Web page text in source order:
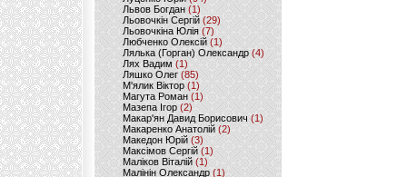
Львов Богдан (1)
Льовочкін Сергій (29)
Льовочкіна Юлія(7)
Любченко Олексій(1)
Лялька (Горган) Олександр(4)
Лях Вадим (1)
Ляшко Олег (85)
М'ялик Віктор(1)
Магута Роман(1)
Мазепа Ігор (2)
Макар'ян Давид Борисович(1)
Макаренко Анатолій (2)
Македон Юрій(3)
Максімов Сергій (1)
Маліков Віталій (1)
Малінін Олександр (1)